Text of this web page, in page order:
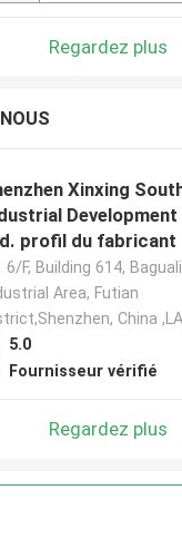
Regardez plus
Xinxing
Development
profil du fabricant
6/F, Building 614,
Area, Futian
China
5.0
Fournisseur vérifié
Regardez plus